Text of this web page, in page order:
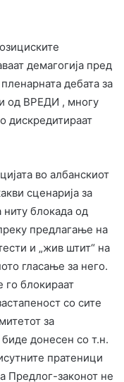
демагогија пред
дебата за
од ВРЕДИ , многу
дискредитираат
во албанскиот
сценарија за
ниту блокада од
предлагање на
и „жив штит“ на
гласање за него.
го блокираат
со сите
за
донесен со т.н.
пратеници
Предлог-законот не